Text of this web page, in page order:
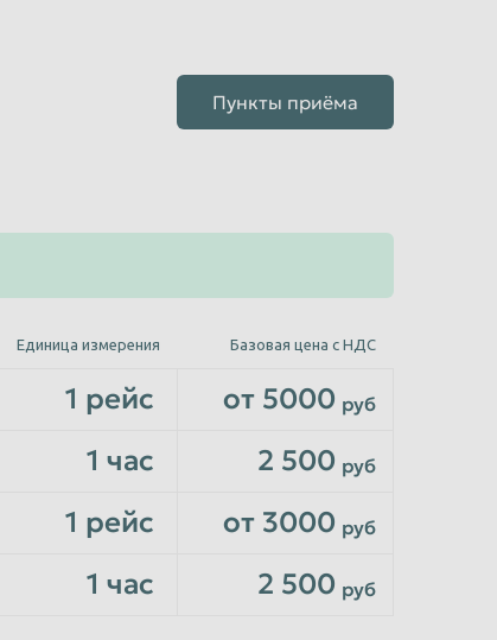
Пункты приёма
Единица измерения Базовая цена с НДС
1 рейс от 5000 руб
1 час 2 500 руб
1 рейс от 3000 руб
1 час 2 500 руб